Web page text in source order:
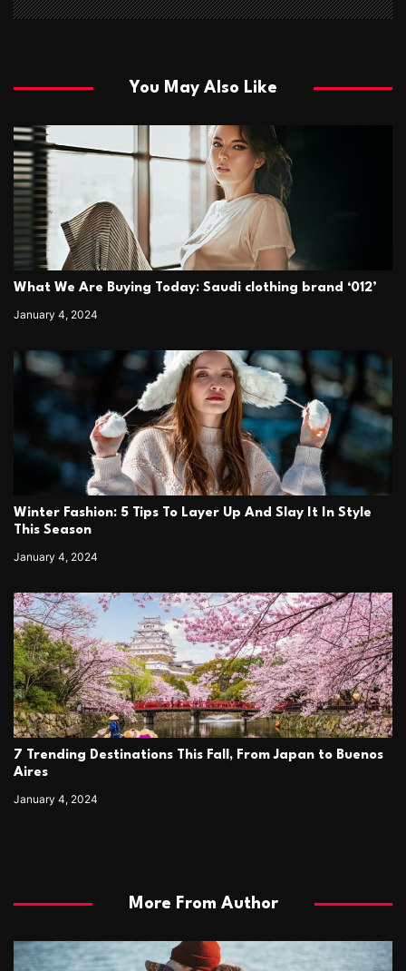
You May Also Like
What We Are Buying Today: Saudi clothing brand ‘012’
January 4, 2024
Winter Fashion: 5 Tips To Layer Up And Slay It In Style
This Season
January 4, 2024
7 Trending Destinations This Fall, From Japan to Buenos
Aires
January 4, 2024
More From Author